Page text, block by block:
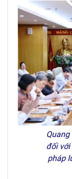
đối với
pháp